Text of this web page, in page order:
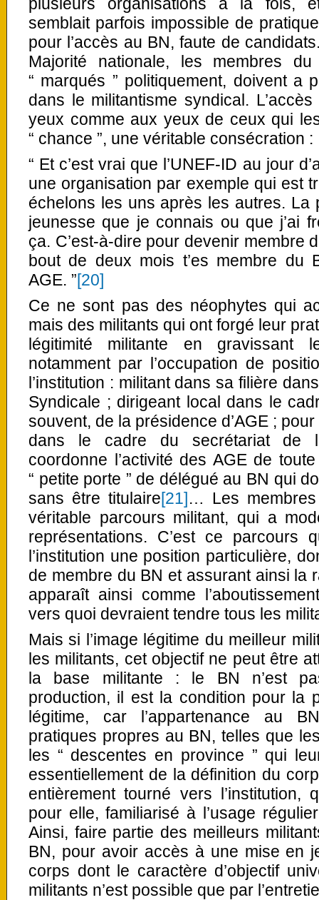
semblait parfois impossible de
pour l’accès au BN, faute de
Majorité nationale, les membres
“ marqués ” politiquement, doivent a
dans le militantisme syndical.
yeux comme aux yeux de ceux qui
“ chance ”, une véritable consécration :
“ Et c’est vrai que l’UNEF-ID au jour
une organisation par exemple qui est
échelons les uns après les autres. La
jeunesse que je connais ou que j’ai
ça. C’est-à-dire pour devenir membre
bout de deux mois t’es membre du
AGE. ”[20]
Ce ne sont pas des néophytes qui
mais des militants qui ont forgé leur
légitimité militante en gravissant
notamment par l’occupation de
l’institution : militant dans sa filière
Syndicale ; dirigeant local dans le
souvent, de la présidence d’AGE ;
dans le cadre du secrétariat de
coordonne l’activité des AGE de
“ petite porte ” de délégué au BN qui
sans être titulaire[21]… Les
véritable parcours militant, qui a
représentations. C’est ce
l’institution une position particulière,
de membre du BN et assurant ainsi la
apparaît ainsi comme
vers quoi devraient tendre tous les
Mais si l’image légitime du meilleur
les militants, cet objectif ne peut être
la base militante : le BN n’est
production, il est la condition pour la
légitime, car l’appartenance au
pratiques propres au BN, telles que
les “ descentes en province ” qui
essentiellement de la définition du
entièrement tourné vers l’institution,
pour elle, familiarisé à l’usage
Ainsi, faire partie des meilleurs
BN, pour avoir accès à une mise en
corps dont le caractère d’objectif
militants n’est possible que par